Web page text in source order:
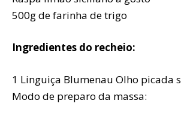
500g de farinha de trigo
Ingredientes do recheio:
1 Linguiça Blumenau Olho picada
Modo de preparo da massa: